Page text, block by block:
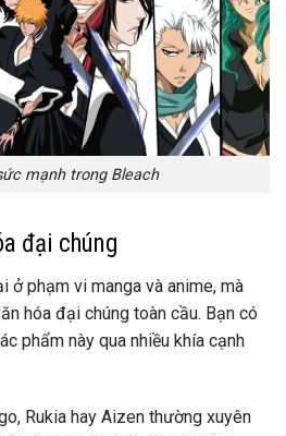
mạnh trong Bleach
đại chúng
ở phạm vi manga và anime, mà
hóa đại chúng toàn cầu. Bạn có
phẩm này qua nhiều khía cạnh
Rukia hay Aizen thường xuyên